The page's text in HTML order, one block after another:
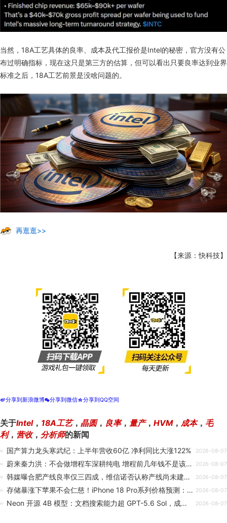
当然，18A工艺具体的良率、成本及代工报价是Intel的秘密，官方没有公
布过明确指标，现在这只是第三方的估算，但可以看出只要良率达到业界
标准之后，18A工艺前景是没啥问题的。
再逛逛>>
【来源：快科技】
t分享到新浪微博w分享到微信z分享到QQ空间
关于Intel， 18A工艺， 晶圆， 良率， 量产， HVM， 成本， 毛
利， 营收， 分析师的新闻
国产算力龙头寒武纪：上半年营收60亿 净利同比大涨122% 2026-08-07
蔚来秦力洪：不会做增程车深耕纯电 增程前几年钱不是该赚的现在就得还 2026-08-07
韩媒曝合肥产线良率仅三四成，维信诺否认称产线尚未建成、设备都还在搬运中 2026-08-07
存储暴涨下苹果不会仁慈！iPhone 18 Pro系列价格预测：国行万元起步没啥问题 2026-08-07
Neon 开源 4B 模型：文档搜索能力超 GPT-5.6 Sol，成本仅为 1/100 2026-08-07